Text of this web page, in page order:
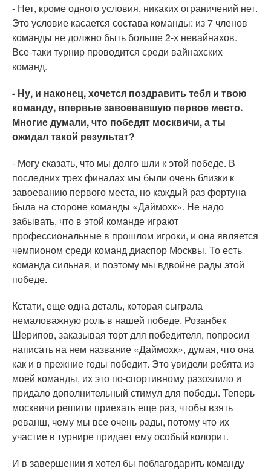
- Нет, кроме одного условия, никаких ограничений нет.
Это условие касается состава команды: из 7 членов
команды не должно быть больше 2-х невайнахов.
Все-таки турнир проводится среди вайнахских
команд.
- Ну, и наконец, хочется поздравить тебя и твою
команду, впервые завоевавшую первое место.
Многие думали, что победят москвичи, а ты
ожидал такой результат?
- Могу сказать, что мы долго шли к этой победе. В
последних трех финалах мы были очень близки к
завоеванию первого места, но каждый раз фортуна
была на стороне команды «Даймохк». Не надо
забывать, что в этой команде играют
профессиональные в прошлом игроки, и она является
чемпионом среди команд диаспор Москвы. То есть
команда сильная, и поэтому мы вдвойне рады этой
победе.
Кстати, еще одна деталь, которая сыграла
немаловажную роль в нашей победе. Розанбек
Шерипов, заказывая торт для победителя, попросил
написать на нем название «Даймохк», думая, что она
как и в прежние годы победит. Это увидели ребята из
моей команды, их это по-спортивному разозлило и
придало дополнительный стимул для победы. Теперь
москвичи решили приехать еще раз, чтобы взять
реванш, чему мы все очень рады, потому что их
участие в турнире придает ему особый колорит.
И в завершении я хотел бы поблагодарить команду